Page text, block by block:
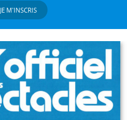
JE M'INSCRIS